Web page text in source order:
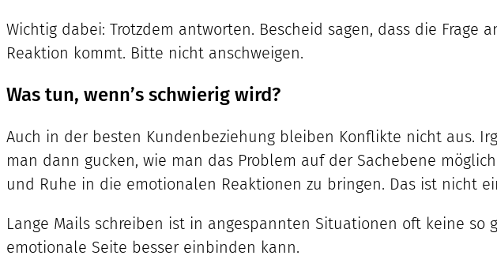
Wichtig dabei: Trotzdem antworten. Bescheid sagen, dass die
Reaktion kommt. Bitte nicht anschweigen.
Was tun, wenn’s schwierig wird?
Auch in der besten Kundenbeziehung bleiben Konflikte nicht aus.
man dann gucken, wie man das Problem auf der Sachebene
und Ruhe in die emotionalen Reaktionen zu bringen. Das ist nicht
Lange Mails schreiben ist in angespannten Situationen oft keine so
emotionale Seite besser einbinden kann.